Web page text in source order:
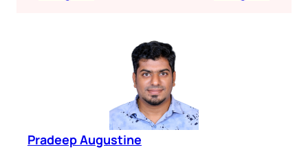
Pradeep Augustine